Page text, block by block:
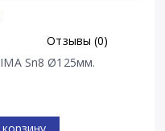
Отзывы (0)
Sn8 Ø125мм.